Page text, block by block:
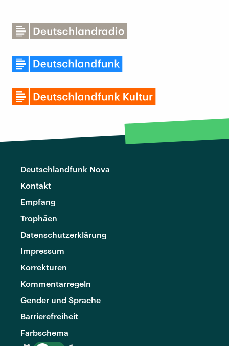
Deutschlandfunk Nova
Kontakt
Empfang
Trophäen
Datenschutzerklärung
Impressum
Korrekturen
Kommentarregeln
Gender und Sprache
Barrierefreiheit
Farbschema